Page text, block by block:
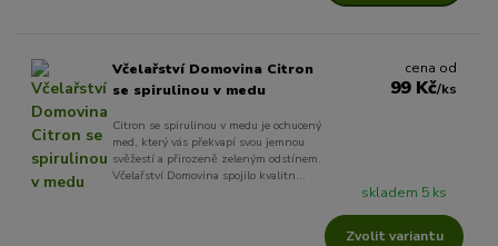
Včelařství Domovina Citron
se spirulinou v medu
Citron se spirulinou v medu je ochucený
med, který vás překvapí svou jemnou
svěžestí a přirozeně zeleným odstínem.
Včelařství Domovina spojilo kvalitn...
cena od
99 Kč/ks
skladem 5 ks
Zvolit variantu